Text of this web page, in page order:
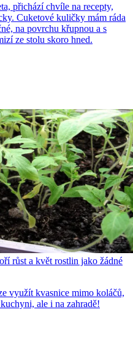
přichází chvíle na recepty,
Cuketové kuličky mám ráda
na povrchu křupnou a s
ze stolu skoro hned.
růst a květ rostlin jako žádné
využít kvasnice mimo koláčů,
ale i na zahradě!